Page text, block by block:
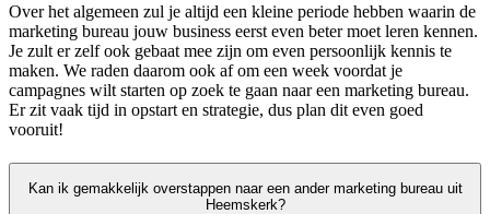
Over het algemeen zul je altijd een kleine periode hebben waarin de
marketing bureau jouw business eerst even beter moet leren kennen.
Je zult er zelf ook gebaat mee zijn om even persoonlijk kennis te
maken. We raden daarom ook af om een week voordat je
campagnes wilt starten op zoek te gaan naar een marketing bureau.
Er zit vaak tijd in opstart en strategie, dus plan dit even goed
vooruit!
Kan ik gemakkelijk overstappen naar een ander marketing bureau uit
Heemskerk?